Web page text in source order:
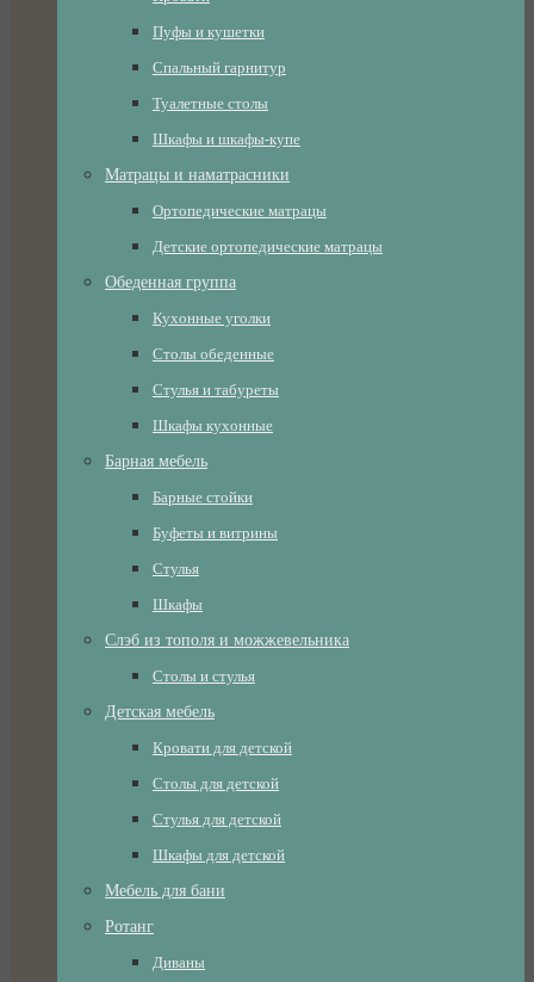
Пуфы и кушетки
Спальный гарнитур
Туалетные столы
Шкафы и шкафы-купе
Матрацы и наматрасники
Ортопедические матрацы
Детские ортопедические матрацы
Обеденная группа
Кухонные уголки
Столы обеденные
Стулья и табуреты
Шкафы кухонные
Барная мебель
Барные стойки
Буфеты и витрины
Стулья
Шкафы
Слэб из тополя и можжевельника
Столы и стулья
Детская мебель
Кровати для детской
Столы для детской
Стулья для детской
Шкафы для детской
Мебель для бани
Ротанг
Диваны